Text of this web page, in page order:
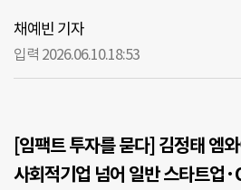
채예빈 기자
입력 2026.06.10.18:53
[임팩트 투자를 묻다] 김정태 엠
사회적기업 넘어 일반 스타트업